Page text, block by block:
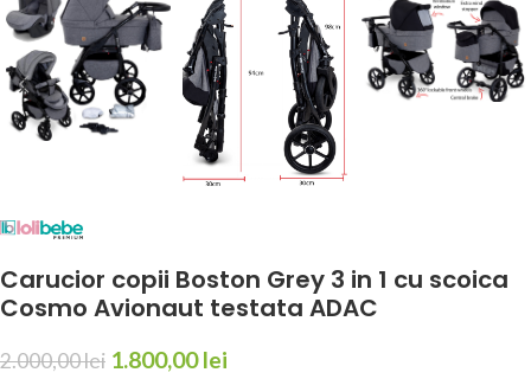
Carucior copii Boston Grey 3 in 1 cu scoica
Cosmo Avionaut testata ADAC
2.000,00lei 1.800,00lei